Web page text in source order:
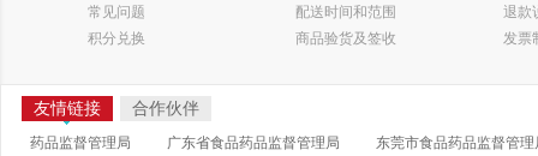
常见问题
积分兑换
配送时间和范围
商品验货及签收
退款
发票
友情链接 合作伙伴
药品监督管理局 广东省食品药品监督管理局 东莞市食品药品监督管理